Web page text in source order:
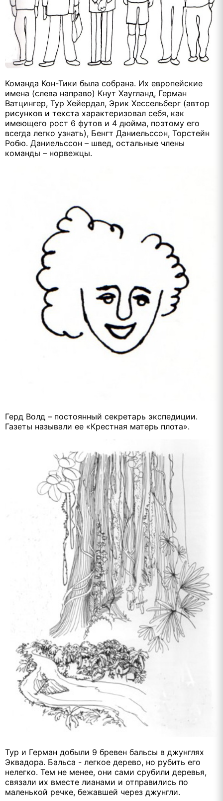
Команда Кон-Тики была собрана. Их европейские
имена (слева направо) Кнут Хаугланд, Герман
Ватцингер, Тур Хейердал, Эрик Хессельберг (автор
рисунков и текста характеризовал себя, как
имеющего рост 6 футов и 4 дюйма, поэтому его
всегда легко узнать), Бенгт Даниельссон, Торстейн
Робю. Даниельссон – швед, остальные члены
команды – норвежцы.
Герд Волд – постоянный секретарь экспедиции.
Газеты называли ее «Крестная матерь плота».
Тур и Герман добыли 9 бревен бальсы в джунглях
Эквадора. Бальса - легкое дерево, но рубить его
нелегко. Тем не менее, они сами срубили деревья,
связали их вместе лианами и отправились по
маленькой речке, бежавшей через джунгли.